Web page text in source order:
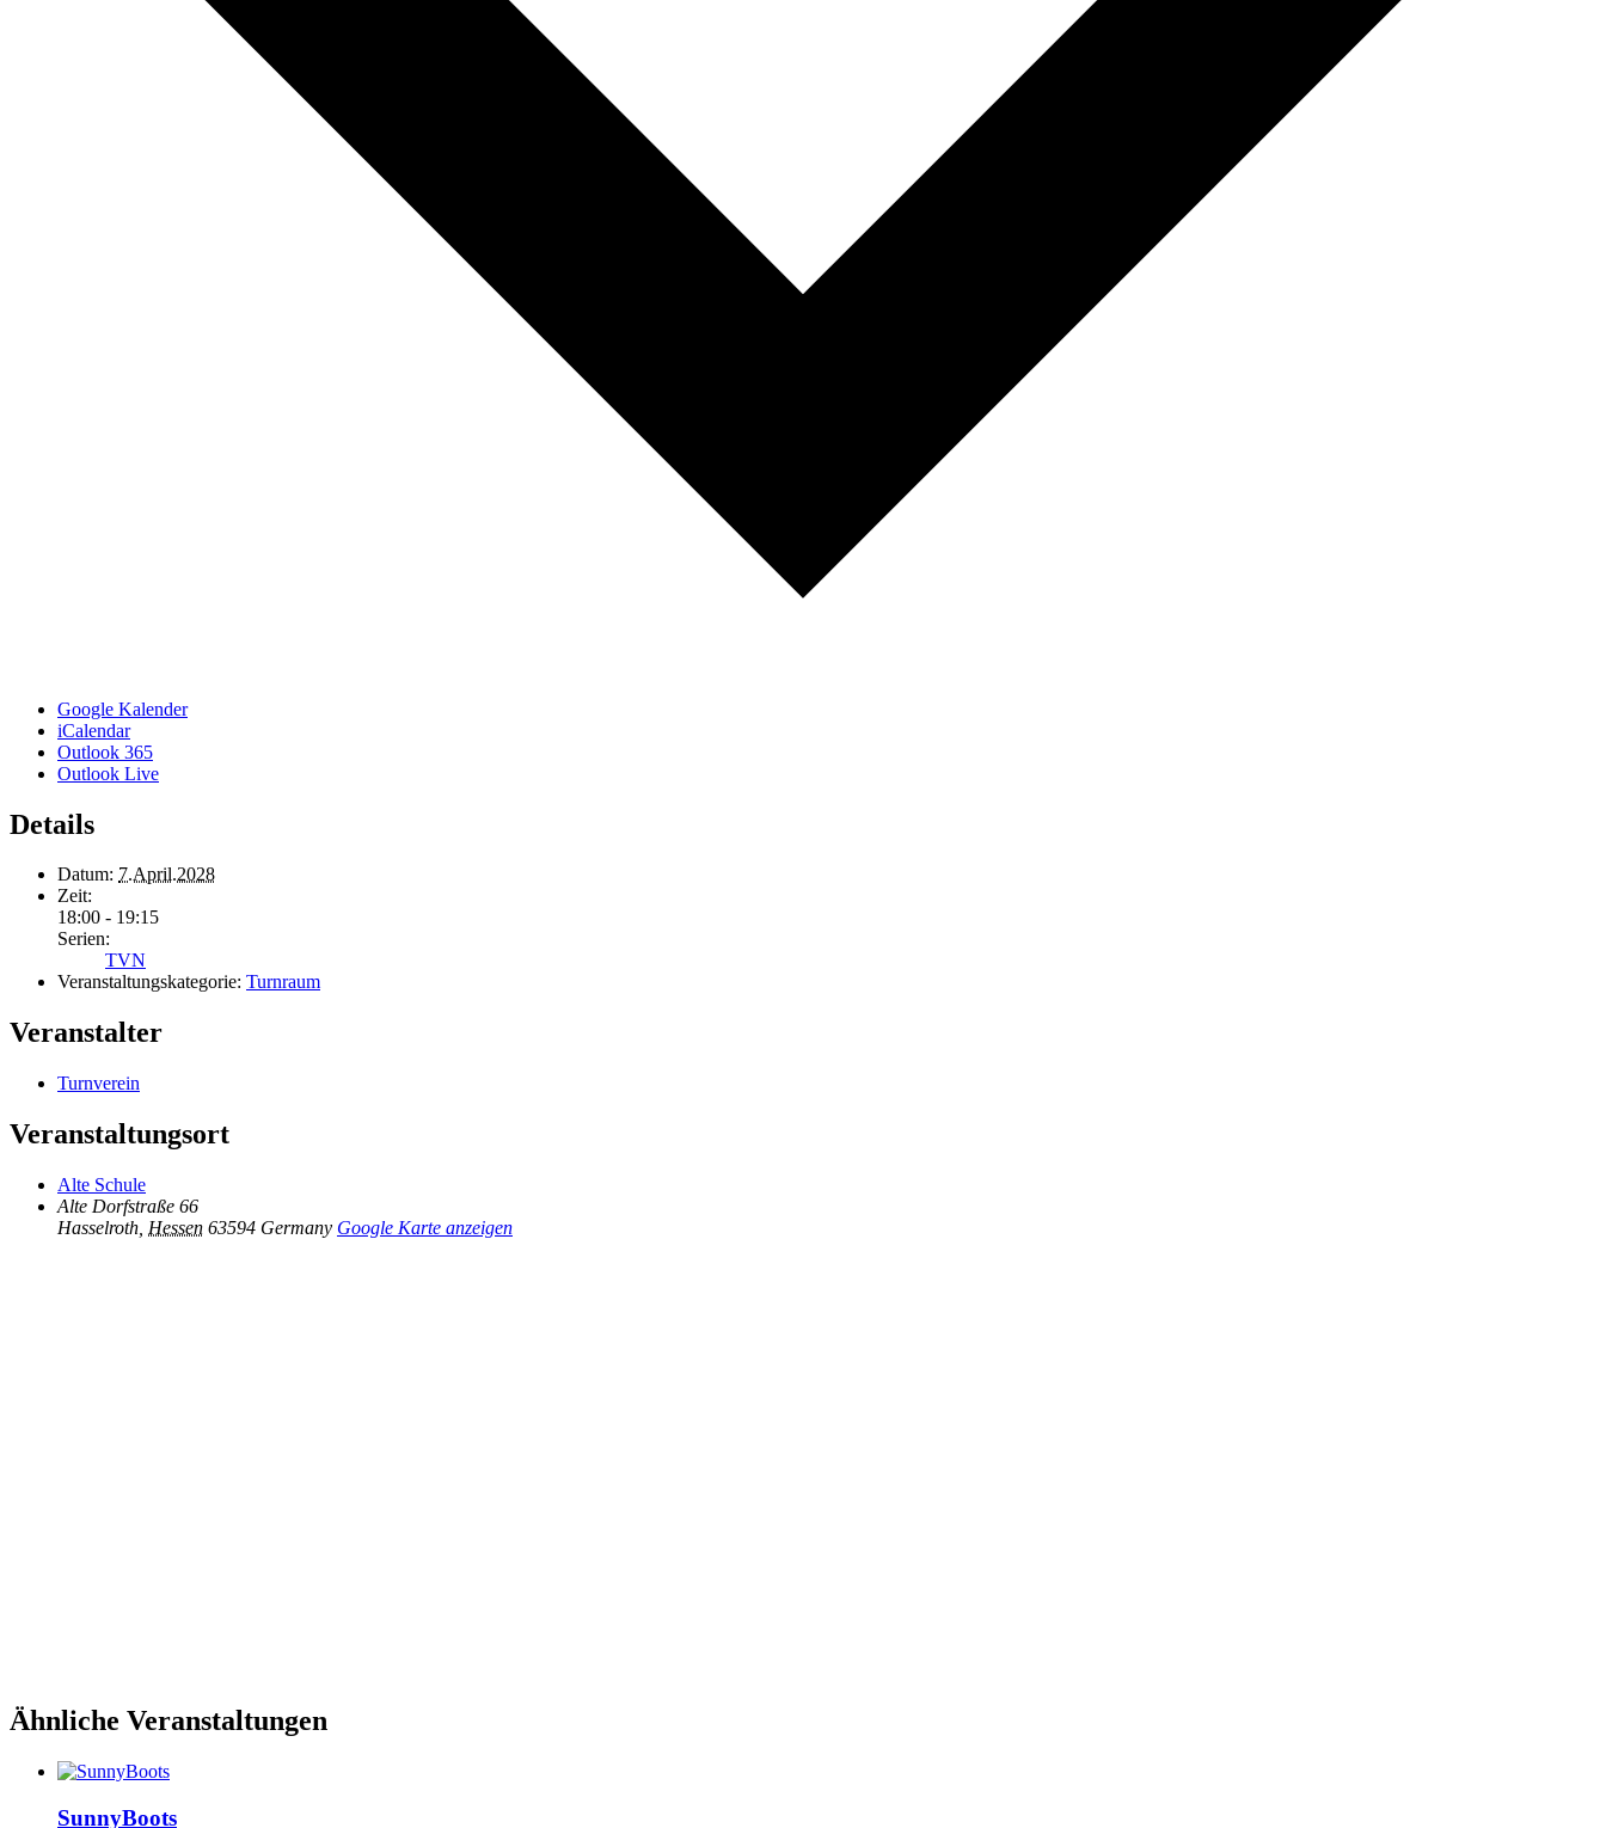
Google Kalender
iCalendar
Outlook 365
Outlook Live
Details
Datum: 7.April.2028
Zeit:
18:00 - 19:15
Serien:
TVN
Veranstaltungskategorie: Turnraum
Veranstalter
Turnverein
Veranstaltungsort
Alte Schule
Alte Dorfstraße 66
Hasselroth Hessen 63594 Germany Google Karte anzeigen
Ähnliche Veranstaltungen
SunnyBoots